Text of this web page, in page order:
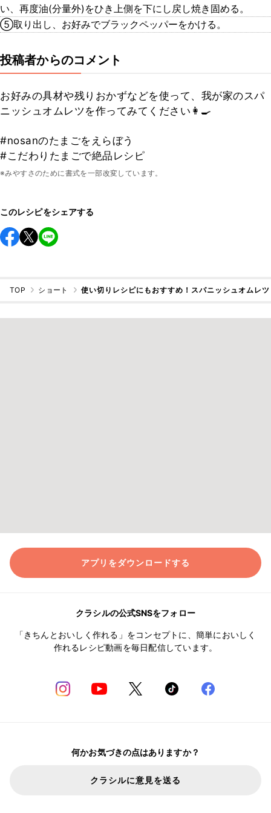
い、再度油(分量外)をひき上側を下にし戻し焼き固める。
⑤取り出し、お好みでブラックペッパーをかける。
投稿者からのコメント
お好みの具材や残りおかずなどを使って、我が家のスパ
ニッシュオムレツを作ってみてください👩‍🍳
#nosanのたまごをえらぼう
#こだわりたまごで絶品レシピ
※みやすさのために書式を一部改変しています。
このレシピをシェアする
TOP ショート 使い切りレシピにもおすすめ！スパニッシュオムレツ
アプリをダウンロードする
クラシルの公式SNSをフォロー
「きちんとおいしく作れる」をコンセプトに、簡単においしく
作れるレシピ動画を毎日配信しています。
何かお気づきの点はありますか？
クラシルに意見を送る